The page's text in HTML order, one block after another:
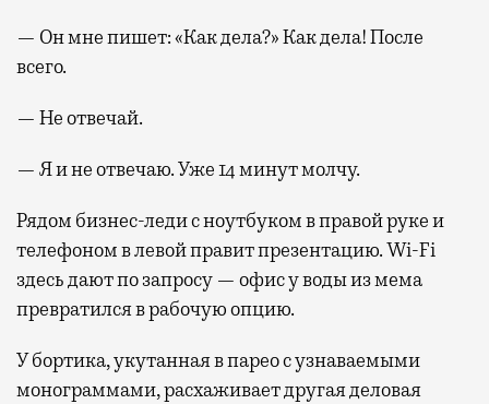
— Он мне пишет: «Как дела?» Как дела! После
всего.
— Не отвечай.
— Я и не отвечаю. Уже 14 минут молчу.
Рядом бизнес-леди с ноутбуком в правой руке и
телефоном в левой правит презентацию. Wi-Fi
здесь дают по запросу — офис у воды из мема
превратился в рабочую опцию.
У бортика, укутанная в парео с узнаваемыми
монограммами, расхаживает другая деловая